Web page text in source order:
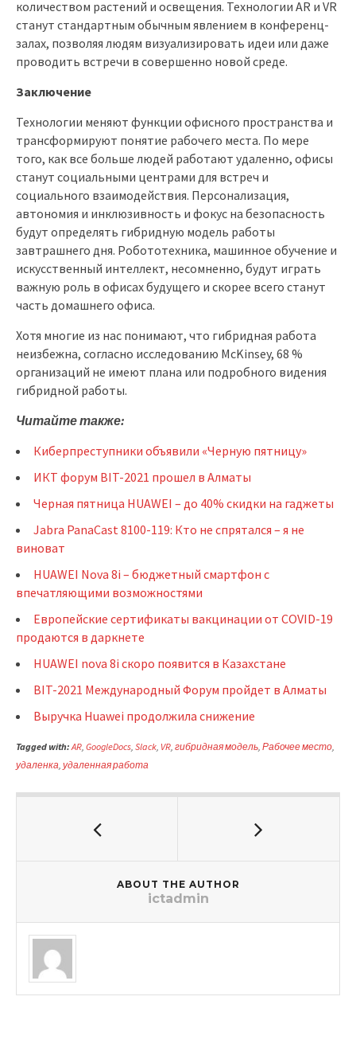
количеством растений и освещения. Технологии AR и VR
станут стандартным обычным явлением в конференц-
залах, позволяя людям визуализировать идеи или даже
проводить встречи в совершенно новой среде.
Заключение
Технологии меняют функции офисного пространства и
трансформируют понятие рабочего места. По мере
того, как все больше людей работают удаленно, офисы
станут социальными центрами для встреч и
социального взаимодействия. Персонализация,
автономия и инклюзивность и фокус на безопасность
будут определять гибридную модель работы
завтрашнего дня. Робототехника, машинное обучение и
искусственный интеллект, несомненно, будут играть
важную роль в офисах будущего и скорее всего станут
часть домашнего офиса.
Хотя многие из нас понимают, что гибридная работа
неизбежна, согласно исследованию McKinsey, 68 %
организаций не имеют плана или подробного видения
гибридной работы.
Читайте также:
Киберпреступники объявили «Черную пятницу»
ИКТ форум BIT-2021 прошел в Алматы
Черная пятница HUAWEI – до 40% скидки на гаджеты
Jabra PanaCast 8100-119: Кто не спрятался – я не
виноват
HUAWEI Nova 8i – бюджетный смартфон с
впечатляющими возможностями
Европейские сертификаты вакцинации от COVID-19
продаются в даркнете
HUAWEI nova 8i скоро появится в Казахстане
BIT-2021 Международный Форум пройдет в Алматы
Выручка Huawei продолжила снижение
Tagged with: AR GoogleDocs Slack VR гибридная модель Рабочее место
удаленка удаленная работа
ABOUT THE AUTHOR
ictadmin